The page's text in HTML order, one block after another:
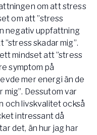
om att stress
om att ”stress
negativ uppfattning
skadar mig”.
mindset att ”stress
symptom på
mer energi än de
mig”. Dessutom var
och livskvalitet också
intressant då
det, än hur jag har